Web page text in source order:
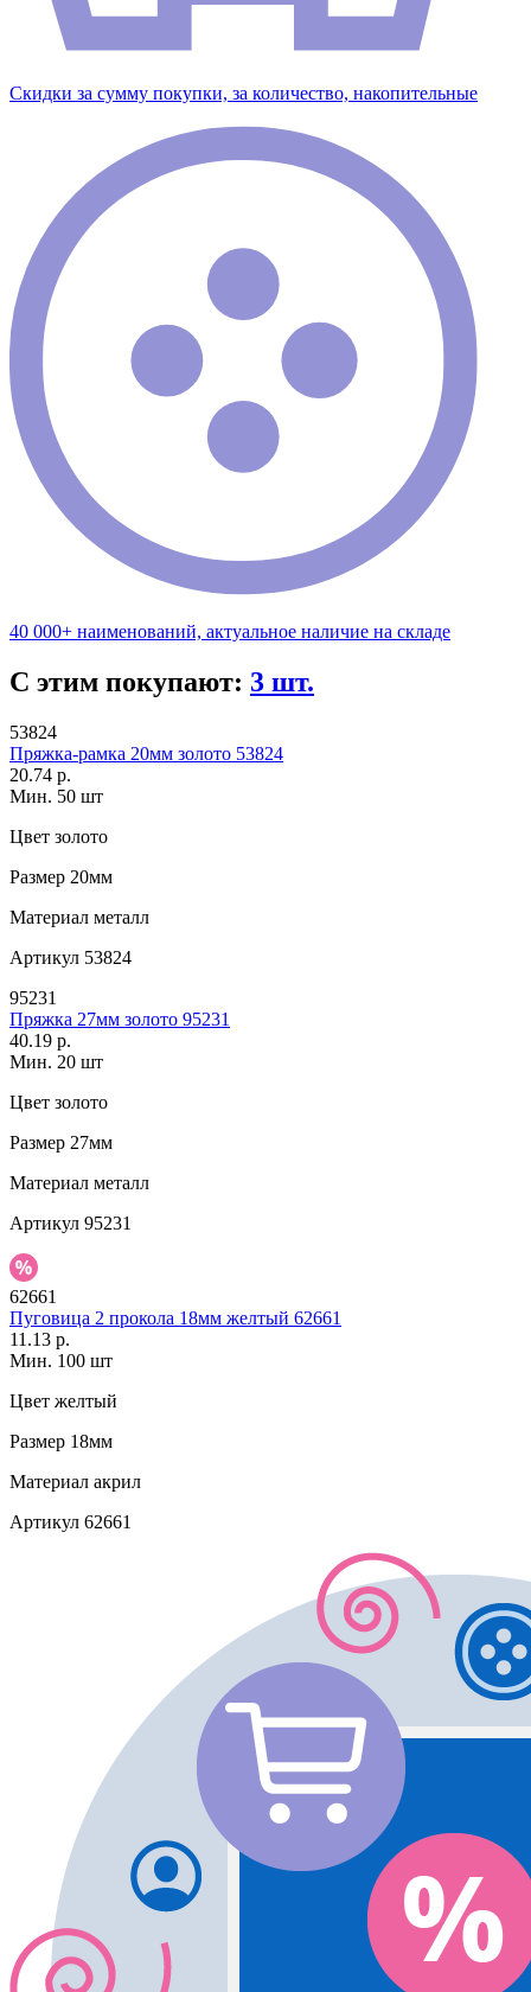
Скидки за сумму покупки, за количество, накопительные
40 000+ наименований, актуальное наличие на складе
С этим покупают: 3 шт.
53824
Пряжка-рамка 20мм золото 53824
20.74 р.
Мин. 50 шт
Цвет золото
Размер 20мм
Материал металл
Артикул 53824
95231
Пряжка 27мм золото 95231
40.19 р.
Мин. 20 шт
Цвет золото
Размер 27мм
Материал металл
Артикул 95231
62661
Пуговица 2 прокола 18мм желтый 62661
11.13 р.
Мин. 100 шт
Цвет желтый
Размер 18мм
Материал акрил
Артикул 62661